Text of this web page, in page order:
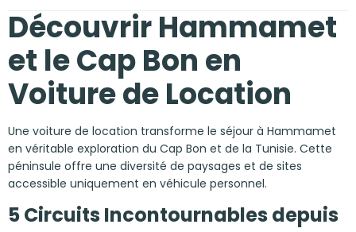
Découvrir Hammamet
et le Cap Bon en
Voiture de Location
Une voiture de location transforme le séjour à Hammamet
en véritable exploration du Cap Bon et de la Tunisie. Cette
péninsule offre une diversité de paysages et de sites
accessible uniquement en véhicule personnel.
5 Circuits Incontournables depuis